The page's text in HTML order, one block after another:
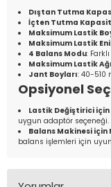
Dıştan Tutma
İçten Tutma
Maksimum Lastik
Maksimum Lastik Eni
4 Balans Modu:
Maksimum Lastik
Jant Boyları: 40-510
Opsiyonel
Lastik Değiştirici
uygun adaptör seçeneği.
Balans Makinesi
balans işlemleri için